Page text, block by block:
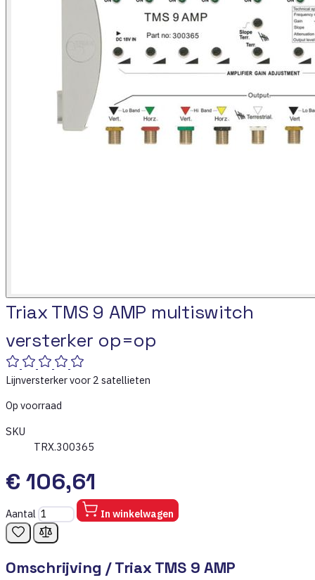
Triax TMS 9 AMP multiswitch
versterker op=op
Lijnversterker voor 2 satellieten
Op voorraad
SKU
TRX.300365
€ 106,61
Aantal In winkelwagen
Omschrijving /Triax TMS 9 AMP